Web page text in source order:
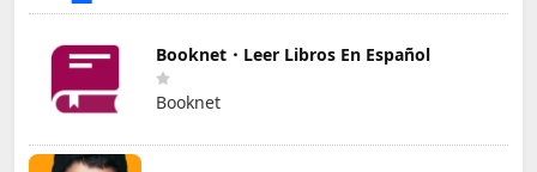
Booknet・Leer Libros En Español
Booknet